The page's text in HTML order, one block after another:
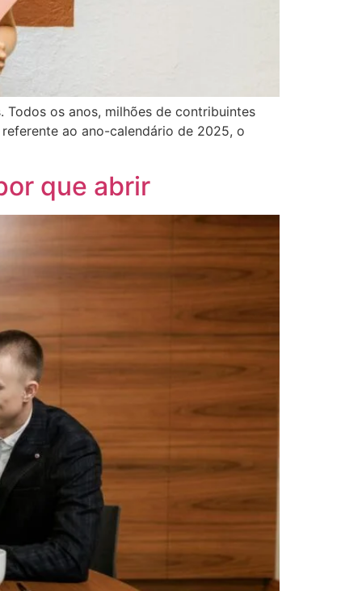
Todos os anos, milhões de contribuintes
ao ano-calendário de 2025, o
que abrir